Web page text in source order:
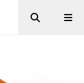
Zoeken